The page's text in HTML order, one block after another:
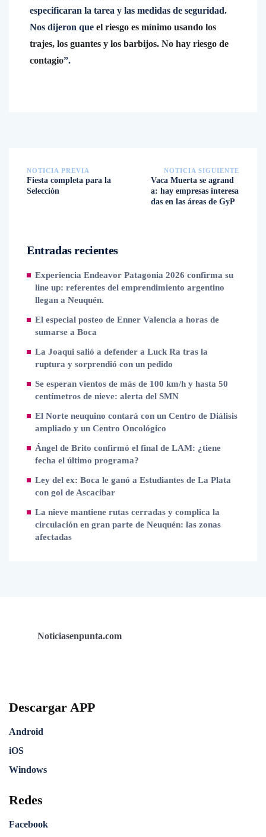
especificaran la tarea y las medidas de seguridad.
Nos dijeron que el riesgo es mínimo usando los
trajes, los guantes y los barbijos. No hay riesgo de
contagio”.
NOTICIA PREVIA
Fiesta completa para la
Selección
NOTICIA SIGUIENTE
Vaca Muerta se agrand
a: hay empresas interesa
das en las áreas de GyP
Entradas recientes
Experiencia Endeavor Patagonia 2026 confirma su
line up: referentes del emprendimiento argentino
llegan a Neuquén.
El especial posteo de Enner Valencia a horas de
sumarse a Boca
La Joaqui salió a defender a Luck Ra tras la
ruptura y sorprendió con un pedido
Se esperan vientos de más de 100 km/h y hasta 50
centímetros de nieve: alerta del SMN
El Norte neuquino contará con un Centro de Diálisis
ampliado y un Centro Oncológico
Ángel de Brito confirmó el final de LAM: ¿tiene
fecha el último programa?
Ley del ex: Boca le ganó a Estudiantes de La Plata
con gol de Ascacibar
La nieve mantiene rutas cerradas y complica la
circulación en gran parte de Neuquén: las zonas
afectadas
Noticiasenpunta.com
Descargar APP
Android
iOS
Windows
Redes
Facebook